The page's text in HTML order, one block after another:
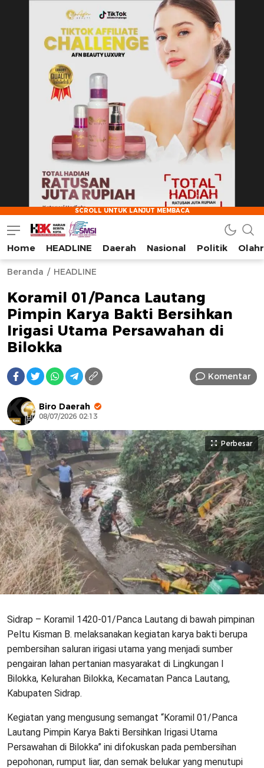
AFN BEAUTY LUXURY
HarianBeritaKota
Mengabarkan Setiap Detil, Sudut, dan Cerita Kota
Home HEADLINE Daerah Nasional Politik
Beranda HEADLINE
Koramil 01/Panca Lautang
Pimpin Karya Bakti Bersihkan
Irigasi Utama Persawahan di
Bilokka
Komentar
Biro Daerah
08/07/2026 02:13
Perbesar
Sidrap – Koramil 1420-01/Panca Lautang di bawah pimpinan
Peltu Kisman B. melaksanakan kegiatan karya bakti berupa
pembersihan saluran irigasi utama yang menjadi sumber
pengairan lahan pertanian masyarakat di Lingkungan I
Bilokka, Kelurahan Bilokka, Kecamatan Panca Lautang,
Kabupaten Sidrap.
Kegiatan yang mengusung semangat “Koramil 01/Panca
Lautang Pimpin Karya Bakti Bersihkan Irigasi Utama
Persawahan di Bilokka” ini difokuskan pada pembersihan
pepohonan, rumput liar, dan semak belukar yang menutupi